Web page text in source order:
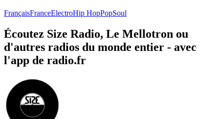
FrançaisFranceElectroHip HopPopSoul
Écoutez Size Radio, Le Mellotron ou
d'autres radios du monde entier - avec
l'app de radio.fr